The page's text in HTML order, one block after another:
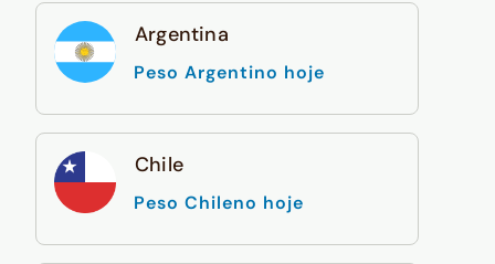
Argentina
Peso Argentino hoje
Chile
Peso Chileno hoje